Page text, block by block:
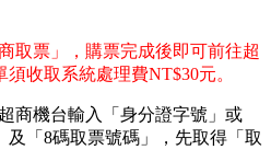
取票」，購票完成後即可前往超
收取系統處理費NT$30元。
商機台輸入 「 身分證字號 」或
及 「 8碼取票號碼 」
，先取得「取